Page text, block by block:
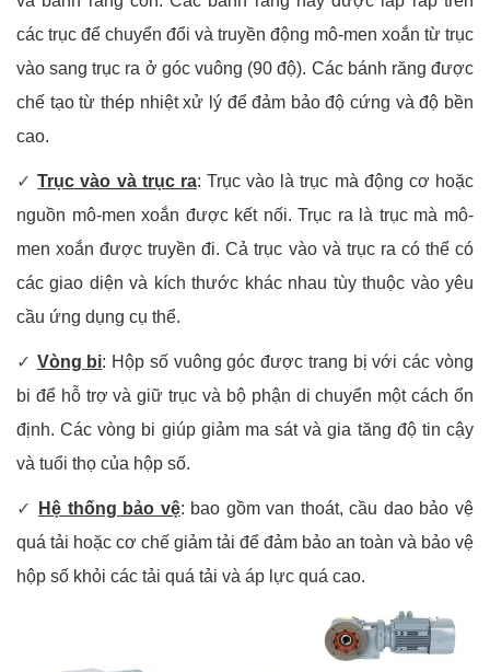
các trục để chuyển đổi và truyền động mô-men xoắn từ trục
vào sang trục ra ở góc vuông (90 độ). Các bánh răng được
chế tạo từ thép nhiệt xử lý để đảm bảo độ cứng và độ bền
cao.
✓Trục vào và trục ra: Trục vào là trục mà động cơ hoặc
nguồn mô-men xoắn được kết nối. Trục ra là trục mà mô-
men xoắn được truyền đi. Cả trục vào và trục ra có thể có
các giao diện và kích thước khác nhau tùy thuộc vào yêu
cầu ứng dụng cụ thể.
✓ Vòng bi: Hộp số vuông góc được trang bị với các vòng
bi để hỗ trợ và giữ trục và bộ phận di chuyển một cách ổn
định. Các vòng bi giúp giảm ma sát và gia tăng độ tin cậy
và tuổi thọ của hộp số.
✓ Hệ thống bảo vệ: bao gồm van thoát, cầu dao bảo vệ
quá tải hoặc cơ chế giảm tải để đảm bảo an toàn và bảo vệ
hộp số khỏi các tải quá tải và áp lực quá cao.